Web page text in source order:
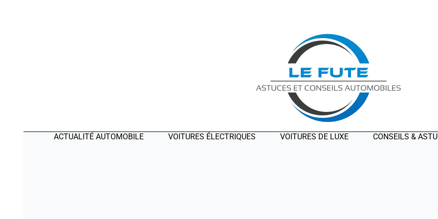
ACTUALITÉ AUTOMOBILE VOITURES ÉLECTRIQUES VOITURES DE LUXE CONSEILS &